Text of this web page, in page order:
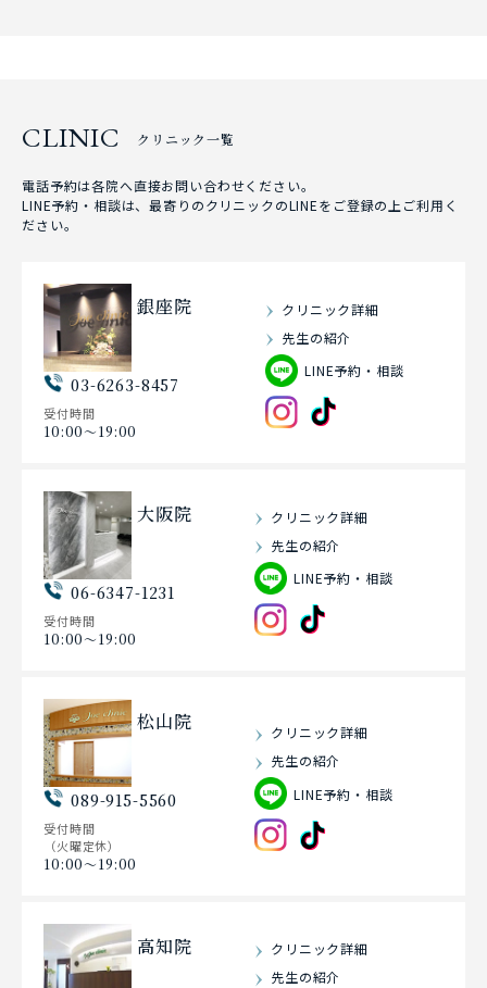
CLINIC クリニック一覧
電話予約は各院へ直接お問い合わせください。
LINE予約・相談は、最寄りのクリニックのLINEをご登録の上ご利用く
ださい。
銀座院
03-6263-8457
受付時間
10:00〜19:00
クリニック詳細
先生の紹介
LINE予約・相談
大阪院
06-6347-1231
受付時間
10:00〜19:00
クリニック詳細
先生の紹介
LINE予約・相談
松山院
089-915-5560
受付時間
（火曜定休）
10:00〜19:00
クリニック詳細
先生の紹介
LINE予約・相談
高知院
クリニック詳細
先生の紹介